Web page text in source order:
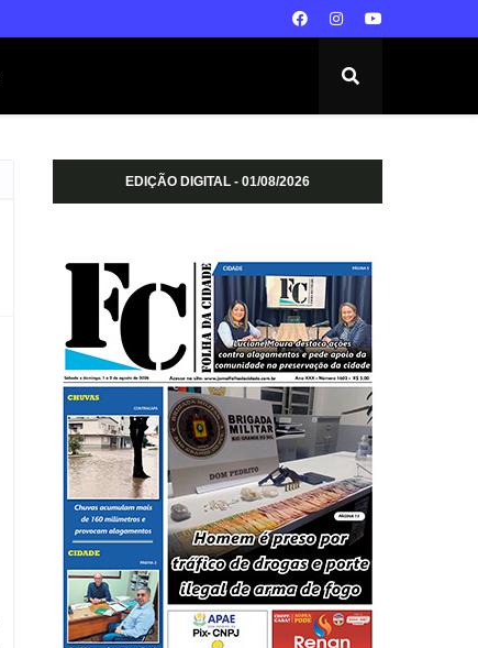
EDIÇÃO DIGITAL - 01/08/2026